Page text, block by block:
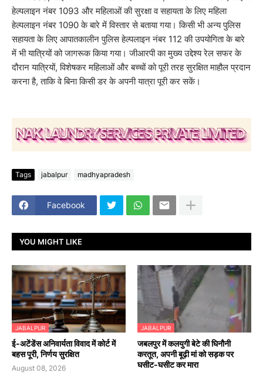
हेल्पलाइन नंबर 1093 और महिलाओं की सुरक्षा व सहायता के लिए महिला
हेल्पलाइन नंबर 1090 के बारे में विस्तार से बताया गया। किसी भी अन्य पुलिस
सहायता के लिए आपातकालीन पुलिस हेल्पलाइन नंबर 112 की उपयोगिता के बारे
में भी यात्रियों को जागरूक किया गया। जीआरपी का मुख्य उद्देश्य रेल सफर के
दौरान यात्रियों, विशेषकर महिलाओं और बच्चों को पूरी तरह सुरक्षित माहौल प्रदान
करना है, ताकि वे बिना किसी डर के अपनी यात्रा पूरी कर सकें।
Tags jabalpur madhyapradesh
Facebook
YOU MIGHT LIKE
JABALPUR
​ई-अटेंडेंस अनिवार्यता विवाद में कोर्ट में
बहस पूरी, निर्णय सुरक्षित
August 08, 2026
JABALPUR
जबलपुर में कलयुगी बेटे की घिनौनी
करतूत, अपनी बूढ़ी मां को सड़क पर
घसीट-घसीट कर मारा